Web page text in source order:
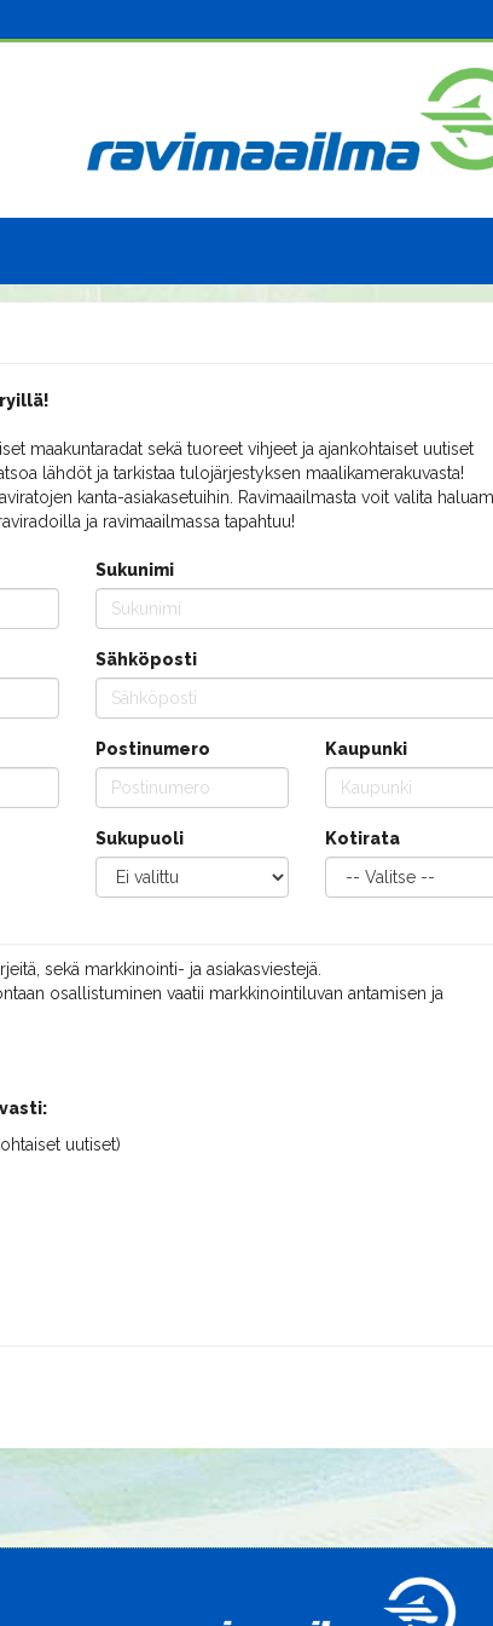
maakuntaradat sekä tuoreet vihjeet ja ajankohtaiset uutiset
lähdöt ja tarkistaa tulojärjestyksen maalikamerakuvasta!
kanta-asiakasetuihin. Ravimaailmasta voit valita
ja ravimaailmassa tapahtuu!
Sukunimi
Sähköposti
Postinumero Kaupunki
Sukupuoli Kotirata
sekä markkinointi- ja asiakasviestejä.
osallistuminen vaatii markkinointiluvan antamisen ja
uutiset)